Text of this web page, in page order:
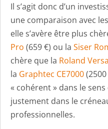
Il s’agit donc d’un
une comparaison avec
elle s’avère être plus
Pro (659 €) ou la Siser
chère que la Roland
la Graphtec CE7000
« cohérent » dans le
justement dans le
professionnelles.